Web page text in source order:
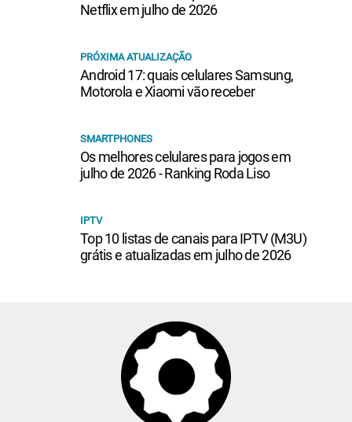
Netflix em julho de 2026
PRÓXIMA ATUALIZAÇÃO
Android 17: quais celulares Samsung,
Motorola e Xiaomi vão receber
SMARTPHONES
Os melhores celulares para jogos em
julho de 2026 - Ranking Roda Liso
IPTV
Top 10 listas de canais para IPTV (M3U)
grátis e atualizadas em julho de 2026